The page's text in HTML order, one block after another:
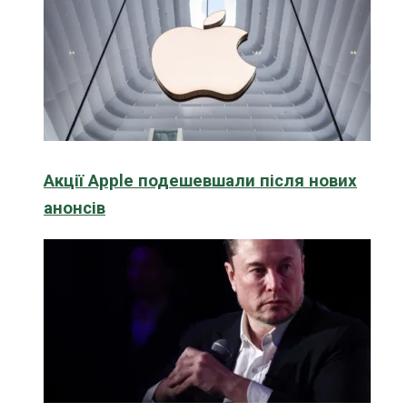
Акції Apple подешевшали після нових
анонсів